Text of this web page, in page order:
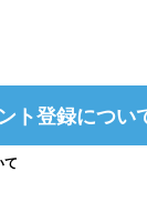
ト登録につい
て